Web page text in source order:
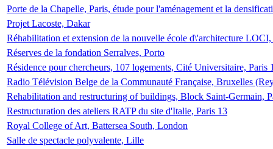
Porte de la Chapelle, Paris, étude pour l'aménagement et la
Projet Lacoste, Dakar
Réhabilitation et extension de la nouvelle école d\'architecture
Réserves de la fondation Serralves, Porto
Résidence pour chercheurs, 107 logements, Cité Universitaire, Paris
Radio Télévision Belge de la Communauté Française, Bruxelles
Rehabilitation and restructuring of buildings, Block Saint-Germain,
Restructuration des ateliers RATP du site d'Italie, Paris 13
Royal College of Art, Battersea South, London
Salle de spectacle polyvalente, Lille